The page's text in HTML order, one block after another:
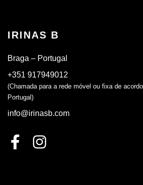
IRINAS B
Braga – Portugal
+351 917949012
(Chamada para a rede móvel ou fixa de
Portugal)
info@irinasb.com